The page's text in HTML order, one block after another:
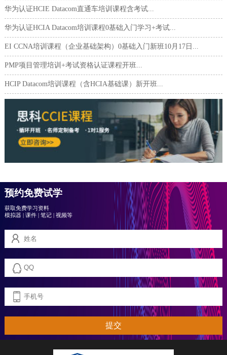
华为认证HCIE Datacom直通车培训课程含考试...
华为认证HCIA Datacom培训课程0基础入门学习+考试...
EI CCNA培训课程（企业基础架构）0基础入门新班10月17日...
PMP项目管理培训+考试资格认证课程开班...
HCIP Datacom培训课程（含HCIA基础课）新开班...
预约免费试学
获取免费学习资料
模拟器| 课件| 笔记| 视频等
提交